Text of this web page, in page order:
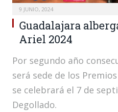
9 JUNIO, 2024
Guadalajara
Ariel 2024
Por segundo año
será sede de los
se celebrará el 7 de
Degollado.